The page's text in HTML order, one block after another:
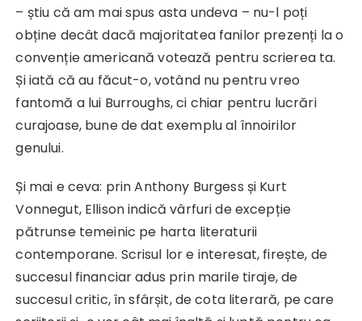
– știu că am mai spus asta undeva – nu-l poți
obține decât dacă majoritatea fanilor prezenți la o
convenție americană votează pentru scrierea ta.
Și iată că au făcut-o, votând nu pentru vreo
fantomă a lui Burroughs, ci chiar pentru lucrări
curajoase, bune de dat exemplu al înnoirilor
genului.
Și mai e ceva: prin Anthony Burgess și Kurt
Vonnegut, Ellison indică vârfuri de excepție
pătrunse temeinic pe harta literaturii
contemporane. Scrisul lor e interesat, firește, de
succesul financiar adus prin marile tiraje, de
succesul critic, în sfârșit, de cota literară, pe care